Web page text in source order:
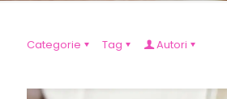
Categorie Tag Autori